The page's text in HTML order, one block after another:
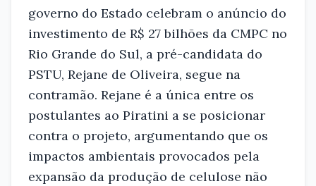
governo do Estado celebram o anúncio do
investimento de R$ 27 bilhões da CMPC no
Rio Grande do Sul, a pré-candidata do
PSTU, Rejane de Oliveira, segue na
contramão. Rejane é a única entre os
postulantes ao Piratini a se posicionar
contra o projeto, argumentando que os
impactos ambientais provocados pela
expansão da produção de celulose não